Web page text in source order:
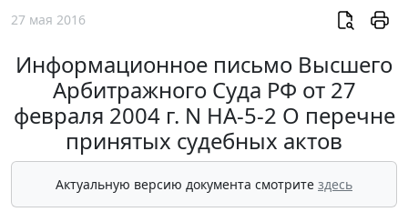
27 мая 2016
Информационное письмо Высшего
Арбитражного Суда РФ от 27
февраля 2004 г. N НА-5-2 О перечне
принятых судебных актов
Актуальную версию документа смотрите здесь